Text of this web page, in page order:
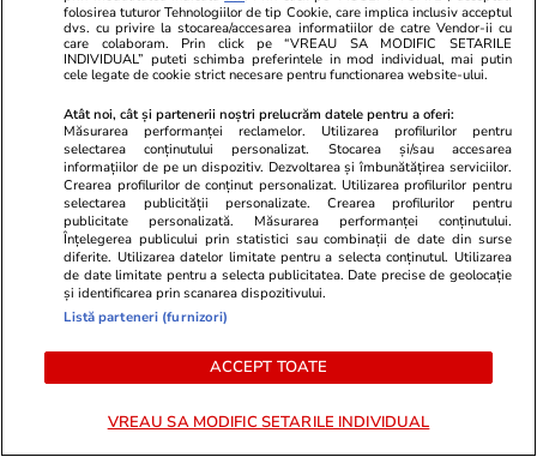
„Insula Iubirii – Reuniuni” a
început pe 23 iulie. Tot ce
trebuie să știi despre show-ul
surpriză de la Antena 1
PARTENERI
folosirea tuturor Tehnologiilor de tip Cookie, care implica inclusiv acceptul
dvs. cu privire la stocarea/accesarea informatiilor de catre Vendor-ii cu
care colaboram. Prin click pe “VREAU SA MODIFIC SETARILE
INDIVIDUAL” puteti schimba preferintele in mod individual, mai putin
cele legate de cookie strict necesare pentru functionarea website-ului.
Atât noi, cât și partenerii noștri prelucrăm datele pentru a oferi:
Măsurarea performanței reclamelor. Utilizarea profilurilor pentru
selectarea conținutului personalizat. Stocarea și/sau accesarea
informațiilor de pe un dispozitiv. Dezvoltarea și îmbunătățirea serviciilor.
Crearea profilurilor de conținut personalizat. Utilizarea profilurilor pentru
selectarea publicității personalizate. Crearea profilurilor pentru
publicitate personalizată. Măsurarea performanței conținutului.
Înțelegerea publicului prin statistici sau combinații de date din surse
diferite. Utilizarea datelor limitate pentru a selecta conținutul. Utilizarea
de date limitate pentru a selecta publicitatea. Date precise de geolocație
și identificarea prin scanarea dispozitivului.
Listă parteneri (furnizori)
ACCEPT TOATE
VREAU SA MODIFIC SETARILE INDIVIDUAL